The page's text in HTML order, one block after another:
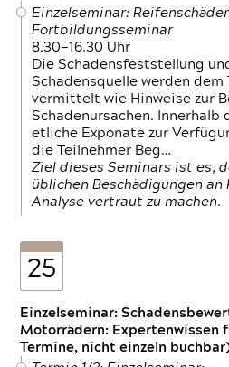
Einzelseminar:
Fortbildungsseminar
8.30—16.30 Uhr
Die Schadensfeststellung
Schadensquelle werden dem
vermittelt wie Hinweise zur
Schadenursachen. Innerhalb
etliche Exponate zur
die Teilnehmer Beg…
Ziel dieses Seminars ist es,
üblichen Beschädigungen an
Analyse vertraut zu machen.
25
Einzelseminar:
Motorrädern: Expertenwissen
Termine, nicht einzeln